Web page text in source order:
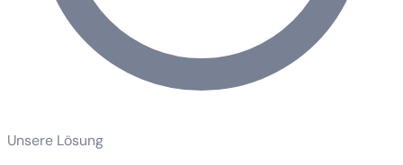
Unsere Lösung